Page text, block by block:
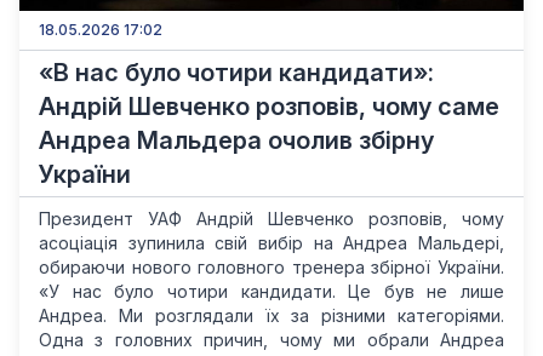
18.05.2026 17:02
«В нас було чотири кандидати»:
Андрій Шевченко розповів, чому саме
Андреа Мальдера очолив збірну
України
Президент УАФ Андрій Шевченко розповів, чому
асоціація зупинила свій вибір на Андреа Мальдері,
обираючи нового головного тренера збірної України.
«У нас було чотири кандидати. Це був не лише
Андреа. Ми розглядали їх за різними категоріями.
Одна з головних причин, чому ми обрали Андреа